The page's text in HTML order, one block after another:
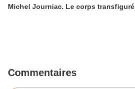
Michel Journiac. Le corps transfiguré
Commentaires